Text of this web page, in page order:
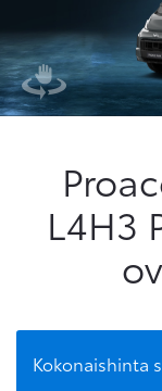
L4H3
Kokonaishinta